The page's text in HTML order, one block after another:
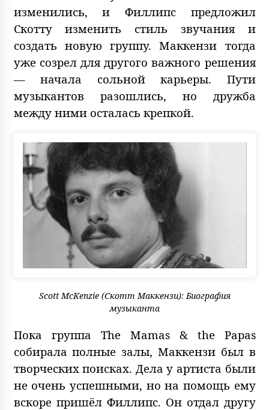
изменились, и Филлипс предложил
Скотту изменить стиль звучания и
создать новую группу. Маккензи тогда
уже созрел для другого важного решения
— начала сольной карьеры. Пути
музыкантов разошлись, но дружба
между ними осталась крепкой.
Scott McKenzie (Скотт Маккензи): Биография
музыканта
Пока группа The Mamas & the Papas
собирала полные залы, Маккензи был в
творческих поисках. Дела у артиста были
не очень успешными, но на помощь ему
вскоре пришёл Филлипс. Он отдал другу